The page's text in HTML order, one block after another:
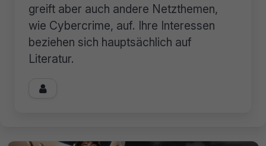
greift aber auch andere Netzthemen,
wie Cybercrime, auf. Ihre Interessen
beziehen sich hauptsächlich auf
Literatur.
